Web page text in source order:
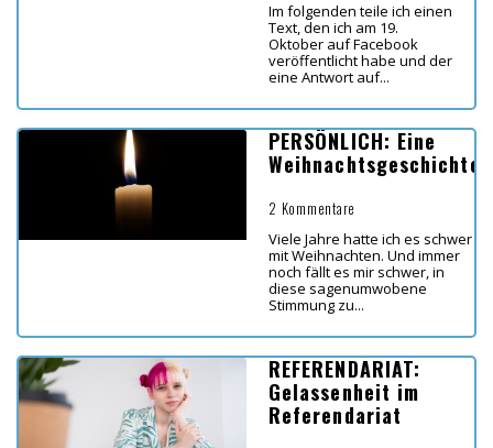
Im folgenden teile ich einen
Text, den ich am 19.
Oktober auf Facebook
veröffentlicht habe und der
eine Antwort auf...
PERSÖNLICH: Eine
Weihnachtsgeschichte
2 Kommentare
Viele Jahre hatte ich es schwer
mit Weihnachten. Und immer
noch fällt es mir schwer, in
diese sagenumwobene
Stimmung zu...
REFERENDARIAT:
Gelassenheit im
Referendariat